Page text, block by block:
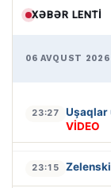
XƏBƏR LENTI
06 AVQUST 2026
23:27 Uşaqlar
VİDEO
23:15